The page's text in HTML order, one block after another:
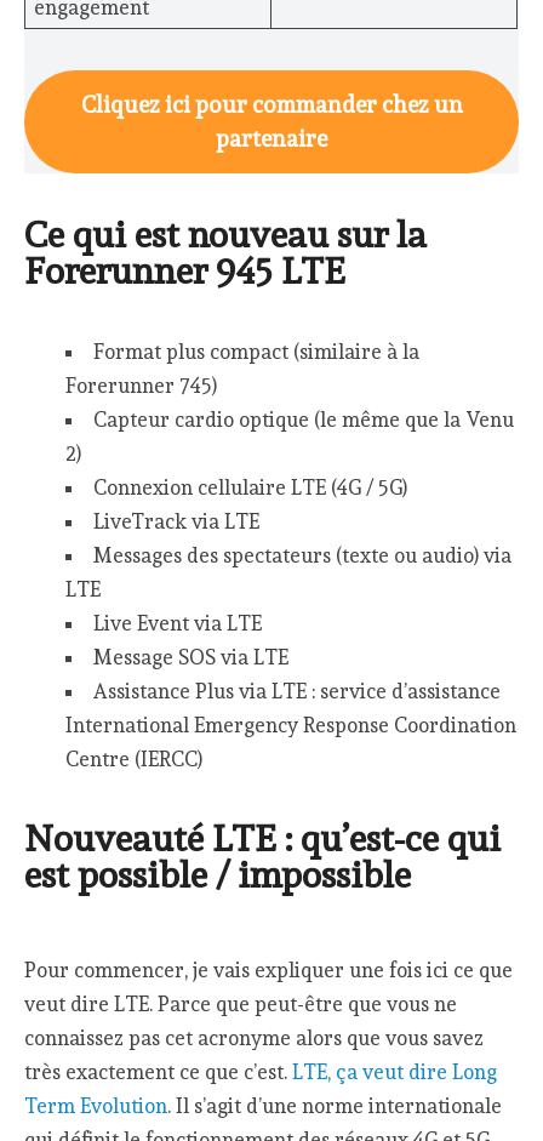
engagement
Cliquez ici pour commander chez un
partenaire
Ce qui est nouveau sur la
Forerunner 945 LTE
Format plus compact (similaire à la
Forerunner 745)
Capteur cardio optique (le même que la Venu
2)
Connexion cellulaire LTE (4G / 5G)
LiveTrack via LTE
Messages des spectateurs (texte ou audio) via
LTE
Live Event via LTE
Message SOS via LTE
Assistance Plus via LTE : service d’assistance
International Emergency Response Coordination
Centre (IERCC)
Nouveauté LTE : qu’est-ce qui
est possible / impossible
Pour commencer, je vais expliquer une fois ici ce que
veut dire LTE. Parce que peut-être que vous ne
connaissez pas cet acronyme alors que vous savez
très exactement ce que c’est.LTE, ça veut dire Long
Term Evolution. Il s’agit d’une norme internationale